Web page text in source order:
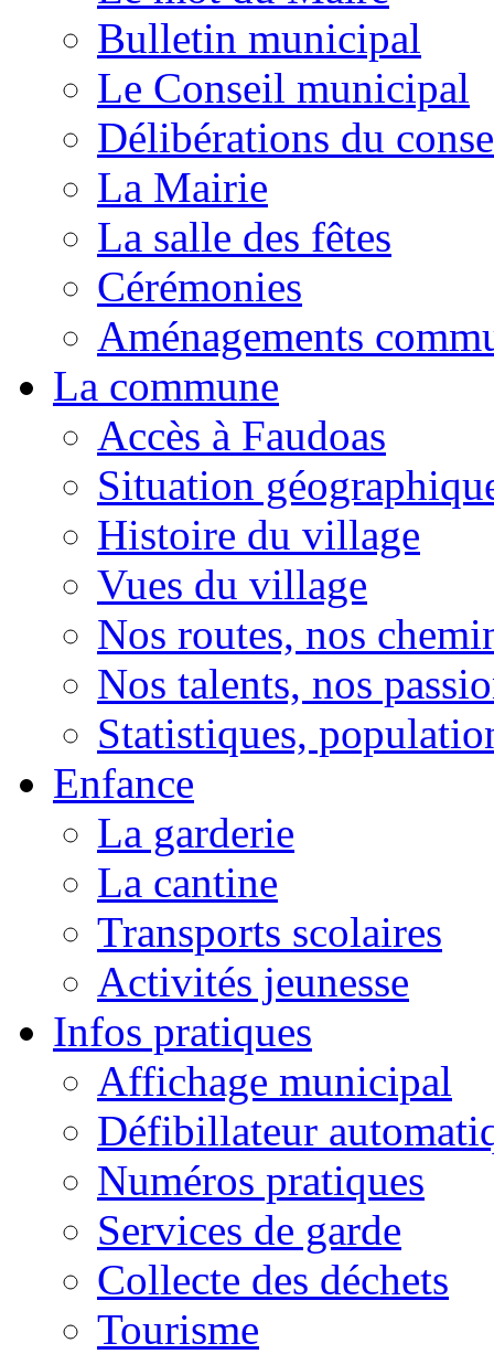
Bulletin municipal
Le Conseil municipal
Délibérations du
La Mairie
La salle des fêtes
Cérémonies
Aménagements
La commune
Accès à Faudoas
Situation
Histoire du village
Vues du village
Nos routes, nos
Nos talents, nos
Statistiques,
Enfance
La garderie
La cantine
Transports scolaires
Activités jeunesse
Infos pratiques
Affichage municipal
Défibillateur
Numéros pratiques
Services de garde
Collecte des déchets
Tourisme